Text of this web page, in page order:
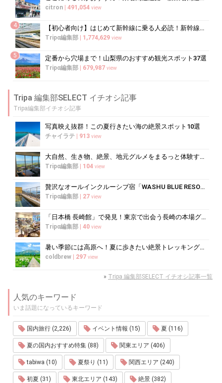
citron | 491,054 view
4 【初心者向け】はじめて新幹線に乗る人必読！新幹線の乗り方をイチから徹底解説
Tripα編集部 | 1,774,629 view
5 定番から穴場まで！山梨県のおすすめ観光スポット37選
Tripα編集部 | 679,987 view
Tripa 編集部SELECT イチオシ記事
Tripa編集部イチオシ記事
写真映え抜群！この夏行きたい海の絶景スポット10選
チャイラテ | 913 view
大自然、生き物、絶景、地元グルメをまるっと体験する「湘南西エリア」
Tripα編集部 | 104 view
贅沢なオールインクルーシブ宿「WASHU BLUE RESORT 風籠」で...
Tripα編集部 | 27 view
「日本橋 長崎館」で発見！東京で出会う長崎の本場グルメ＆名産品巡り
Tripα編集部 | 40 view
暑い季節には高原へ！夏に歩きたい絶景トレッキング10選
coldbrew | 297 view
» Tripa 編集部SELECT イチオシ記事一覧
人気のキーワード
いま話題になっているキーワード
国内旅行 (2,226) イベント情報 (15) 夏 (116)
夏の国内おすすめ特集 (88) 関東エリア (406)
tabiwa (10) 夏祭り (11) 関西エリア (240)
初夏 (31) 東北エリア (143) 絶景 (382)